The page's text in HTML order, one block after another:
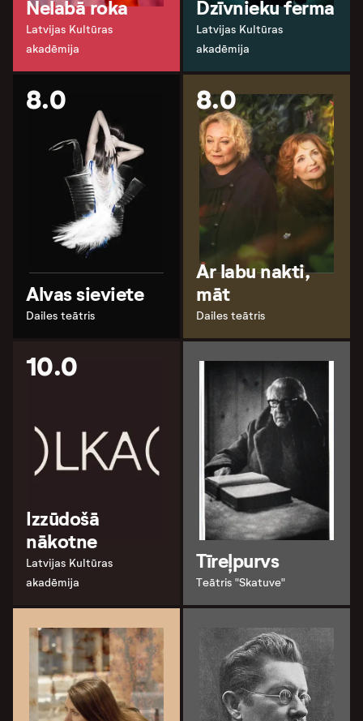
Nelabā roka
Latvijas Kultūras
akadēmija
Dzīvnieku ferma
Latvijas Kultūras
akadēmija
8.0
Alvas sieviete
Dailes teātris
8.0
Ar labu nakti,
māt
Dailes teātris
10.0
Izzūdošā
nākotne
Latvijas Kultūras
akadēmija
Tīreļpurvs
Teātris "Skatuve"